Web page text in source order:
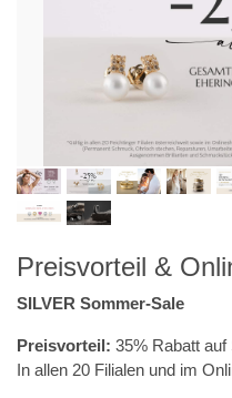
Preisvorteil &
SILVER Sommer-Sale
Preisvorteil: 35% Rabatt
In allen 20 Filialen und im